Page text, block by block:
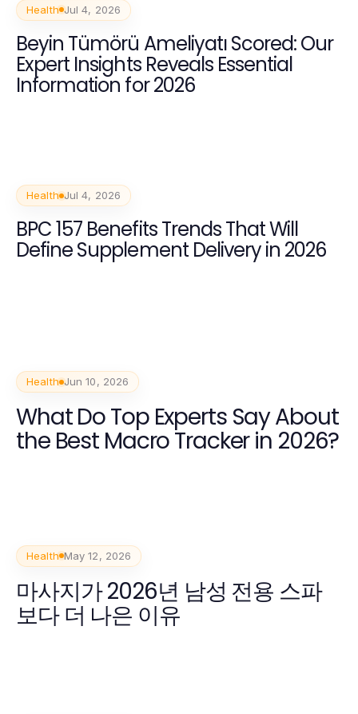
Health Jul 4, 2026
Beyin Tümörü Ameliyatı Scored: Our
Expert Insights Reveals Essential
Information for 2026
Health Jul 4, 2026
BPC 157 Benefits Trends That Will
Define Supplement Delivery in 2026
Health Jun 10, 2026
What Do Top Experts Say About
the Best Macro Tracker in 2026?
Health May 12, 2026
마사지가 2026년 남성 전용 스파
보다 더 나은 이유